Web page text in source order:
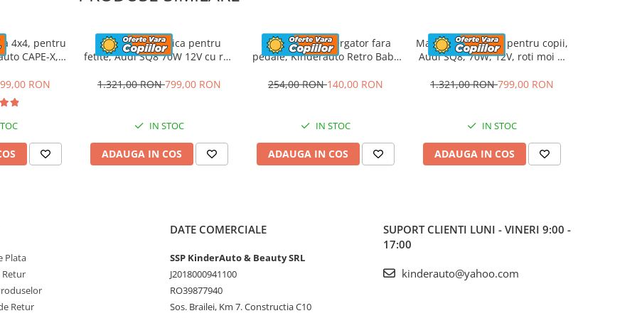
in mai multe locuri
copilului
inapoi
pe jumatate
distanta
copil
4x4, pentru
CAPE-X,
RON
Masinuta electrica pentru
fetite, Audi SQ8 70W 12V cu roti
telecomanda, roz
1.321,00 RON799,00 RON
IN STOC
ADAUGA IN COS
Masinuta premergator fara
pedale, Kinderauto Retro Baby
254,00 RON140,00 RON
IN STOC
ADAUGA IN COS
Masinuta electrica pentru copii,
Audi SQ8, 70W, 12V, roti moi si
1.321,00 RON799,00 RON
IN STOC
ADAUGA IN COS
Plata
Retur
Retur
DATE COMERCIALE
SSP KinderAuto & Beauty SRL
J2018000941100
RO39877940
Sos. Brailei, Km 7. Constructia C10
SUPORT CLIENTI LUNI - VINERI 9:00 -
17:00
kinderauto@yahoo.com